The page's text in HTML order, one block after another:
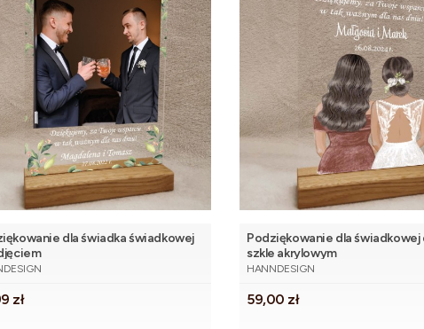
dla świadka świadkowej
zł
Podziękowanie dla świadkowej
szkle akrylowym
PRODUCENT
HANNDESIGN
Cena
59,00 zł